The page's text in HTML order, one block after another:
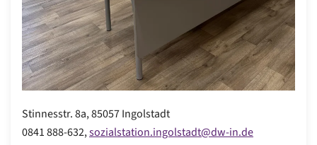
Stinnesstr. 8a,85057 Ingolstadt
0841 888-632,sozialstation.ingolstadt@dw-in.de